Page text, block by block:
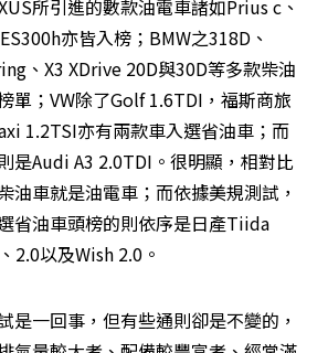
所引進的數款油電車諸如Prius c、
亦皆入榜；BMW之318D、
、X3 XDrive 20D與30D等多款柴油
單；VW除了Golf 1.6TDI，福斯商旅
1.2TSI亦有兩款車入選省油車；而
是Audi A3 2.0TDI。很明顯，相對比
油車就是油電車；而依據美規測試，
省油車頭榜的則依序是日產Tiida
2.0以及Wish 2.0。
是一回事，但有些通則卻是不變的，